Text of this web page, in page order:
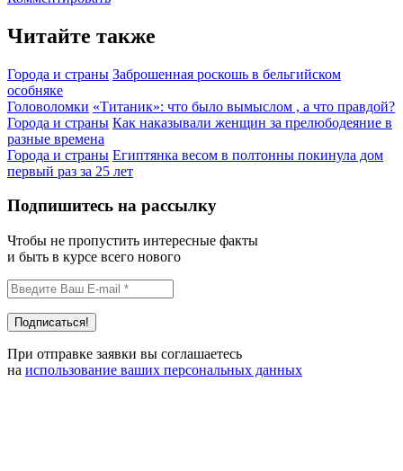
Читайте также
Города и страны Заброшенная роскошь в бельгийском
особняке
Головоломки «Титаник»: что было вымыслом , а что правдой?
Города и страны Как наказывали женщин за прелюбодеяние в
разные времена
Города и страны Египтянка весом в полтонны покинула дом
первый раз за 25 лет
Подпишитесь на рассылку
Чтобы не пропустить интересные факты
и быть в курсе всего нового
При отправке заявки вы соглашаетесь
на использование ваших персональных данных